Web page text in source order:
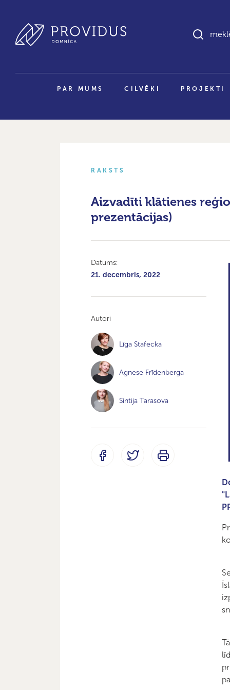
PAR MUMS CILVĒKI PROJEKTI
RAKSTS
Aizvadīti klātienes
prezentācijas)
Datums:
21. decembris, 2022
Autori
Līga Stafecka
Agnese Frīdenberga
Sintija Tarasova